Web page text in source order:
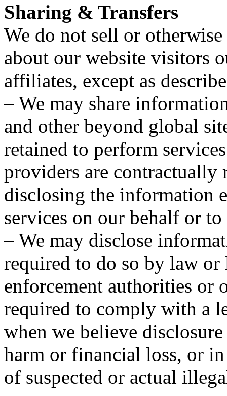
Sharing & Transfers
We do not sell or
about our website visitors
affiliates, except as
– We may share
and other beyond global
retained to perform
providers are contractually
disclosing the information
services on our behalf or
– We may disclose
required to do so by law
enforcement authorities or
required to comply with a
when we believe
harm or financial loss, or
of suspected or actual